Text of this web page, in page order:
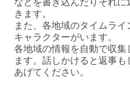
などを書き込んだりそれ
きます。
また、各地域のタイムラ
キャラクターがいます。
各地域の情報を自動で収
ます。話しかけると返事
あげてください。